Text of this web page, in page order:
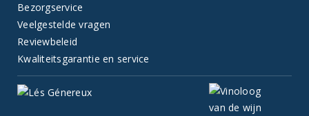
Bezorgservice
Veelgestelde vragen
Reviewbeleid
Kwaliteitsgarantie en service